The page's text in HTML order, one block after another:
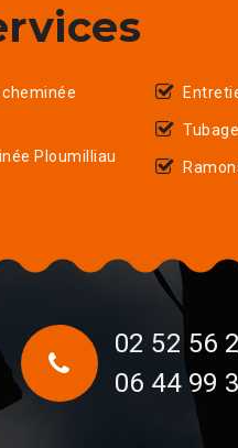
cheminée
Ploumilliau
02 52 56
06 44 99